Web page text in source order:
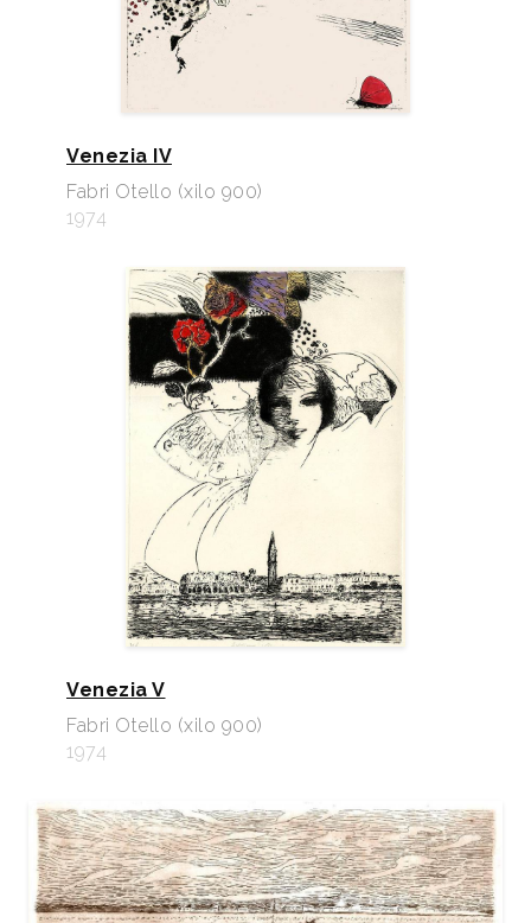
Venezia IV
Fabri Otello (xilo 900)
1974
Venezia V
Fabri Otello (xilo 900)
1974